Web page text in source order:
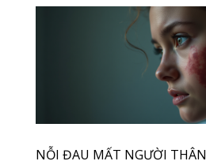
NỖI ĐAU MẤT NGƯỜI THÂN